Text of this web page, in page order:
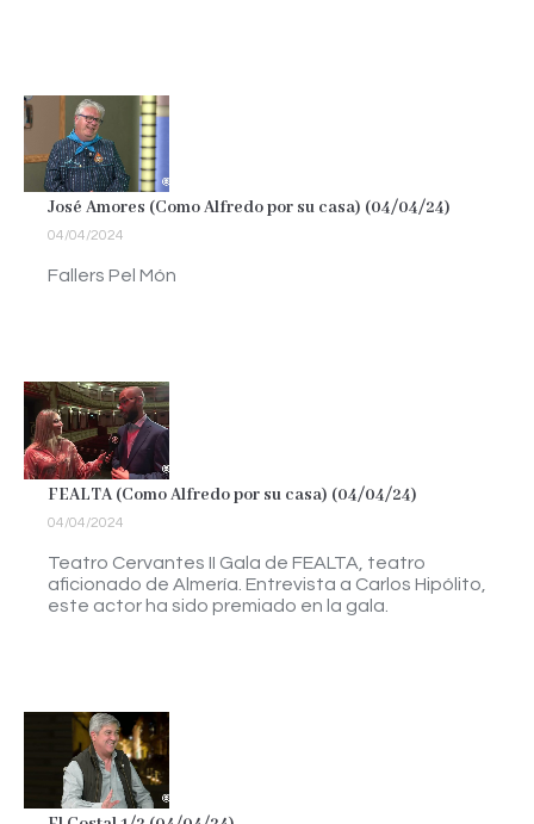
José Amores (Como Alfredo por su casa) (04/04/24)
04/04/2024
Fallers Pel Món
FEALTA (Como Alfredo por su casa) (04/04/24)
04/04/2024
Teatro Cervantes II Gala de FEALTA, teatro
aficionado de Almería. Entrevista a Carlos Hipólito,
este actor ha sido premiado en la gala.